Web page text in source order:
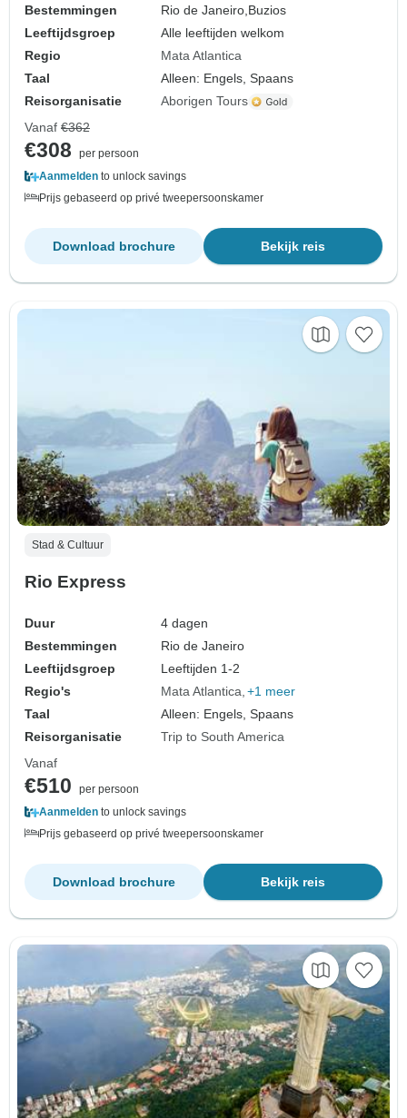
Bestemmingen
Rio de Janeiro,Buzios
Leeftijdsgroep
Alle leeftijden welkom
Regio
Mata Atlantica
Taal
Alleen: Engels, Spaans
Reisorganisatie
Aborigen Tours
Vanaf €362
€308
per persoon
Aanmelden to unlock savings
Prijs gebaseerd op privé tweepersoonskamer
Bekijk reis
Download brochure
Stad & Cultuur
Rio Express
Duur
4 dagen
Bestemmingen
Rio de Janeiro
Leeftijdsgroep
Leeftijden 1-2
Regio's
Mata Atlantica +1 meer
Taal
Alleen: Engels, Spaans
Reisorganisatie
Trip to South America
Vanaf
€510
per persoon
Aanmelden to unlock savings
Prijs gebaseerd op privé tweepersoonskamer
Bekijk reis
Download brochure